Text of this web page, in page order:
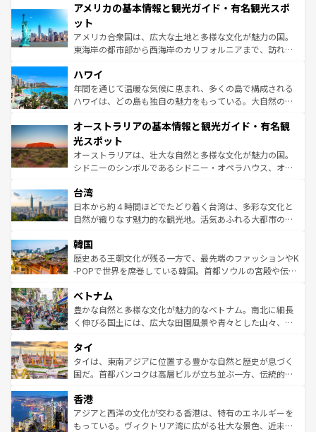
ンツ一覧を参照してほしい。
の建物がそのまま残る町や、スイスならではのユニークな
博物館もあり、アルプス観光だけでなく町歩きも満喫する
ことができる。国民の所得が高いため物価も高いが、旅行
者向けの交通パス提供のサービスもあり、うまく活用すれ
着のスイス情報は
アメリカの基本情報と観光ガイド・有名観光スポ
ット
アメリカ合衆国は、広大な土地と多様な文化が魅力の国。
東海岸の都市部から西海岸のカリフォルニアまで、訪れる
のような巨大都市は、観光、ショッピング、エンターテイ
ンメントが詰まった刺激的なスポットだ。一方、アメリカ
西部には大自然が広がり、グランドキャニオンやイエロー
部のニューオーリンズでは、音楽と美食が融合した独特の
文化が魅力。旅行者はアメリカの各地域で異なる魅力を楽
しみながら、その多様性と豊かな歴史を感じることができ
るだろう。車でのロードトリップや列車の旅も、アメリカ
情報は
ハワイ
年間を通じて温暖な気候に恵まれ、多くの島で構成される
ハワイは、どの島も独自の魅力をもっている。大自然の神
ワイ島は見逃せない。また、定番の観光地といえばオアフ
島だが、静かな自然を求めるならマウイ島やカウアイ島が
おすすめ。エメラルドグリーンに輝く海をはじめ、豊かな
文化や歴史が息づいている。「アロハスピリット」と呼ば
人々、おいしいローカルフードやハワイアンミュージッ
ク、伝統的なフラダンスなど、すべてがハワイの魅力を彩
っている。訪れるたびに新しい発見と感動が待っているハ
はコンテンツ一覧
オーストラリアの基本情報と観光ガイド・有名観
光スポット
オーストラリアは、壮大な自然と多様な文化が魅力の国。
シドニーのシンボルであるシドニー・オペラハウス、オー
リアリーフや大陸中央部にそびえるウルル（エアーズロッ
ク）、タスマニアの美しい原生林やケアンズの熱帯雨林な
ど、見どころがたくさん。また、カフェやワイン、オージ
いる。アクティビティも充実しており、サーフィンやダイ
ビング、ハイキングなど、アウトドア好きにはたまらな
い。オーストラリアの多彩な魅力を存分に味わいつくそ
参照してほしい。
台湾
日本から約４時間ほどでたどり着く台湾は、多彩な文化と
自然が織りなす魅力的な観光地。活気あふれる大都市の台
ン）、静ひつな山岳地帯である台湾東部など、都市の喧騒
と山間の静けさが共存しており、訪れる人に新しい発見と
驚きをもたらしてくれる。また、奥深い台湾の食文化も魅
容にもいいと評判のスイーツなど、バラエティ豊かな料理
が味わえる。 なお、新着の台湾情報は コンテンツ一覧を参
照してほしい。
韓国
歴史ある王朝文化が残る一方で、最先端のファッションやK
-POPで世界を席巻している韓国。首都ソウルの宮殿や伝統
き、地方に足を延ばせば四季折々の自然美を楽しむことが
できる。そして、キムチや焼肉、絶品のストリートフード
まで、さまざまな韓国料理が待っている。夜には、韓国な
リティに包まれながら、韓国の多彩な魅力を心ゆくまで味
わってみてほしい。 なお、新着の韓国情報はコンテンツ一
覧を参照してほしい。
ベトナム
豊かな自然と多様な文化が魅力的なベトナム。南北に細長
く伸びる国土には、広大な田園風景や青々とした山々、世
急速な発展と共に伝統が息づく。ハノイの古い町並みやホ
ーチミン市のフランス統治時代の建物も、独特の雰囲気を
醸し出している。また、バラエティの豊かさとおいしさで
とつ。フォーやバインミー、ベトナムコーヒーなどは、ぜ
ひ現地で味わいたい。どの地域を訪れてもあたたかい人々
が旅行者を迎えてくれるので、きっと忘れられない旅にな
タイ
タイは、東南アジアに位置する豊かな自然と歴史が息づく
国だ。首都バンコクは高層ビルが立ち並ぶ一方、伝統的な
の活気が交差している。北部ではチェンマイなどの山岳地
帯で自然と触れ合い、南部ではプーケットやクラビの美し
いビーチでリゾート気分を楽しむことができる。タイ料理
香港
アジアと西洋の文化が交わる香港は、特有のエネルギーを
もっている。ヴィクトリア湾に広がる壮大な景色、近未来